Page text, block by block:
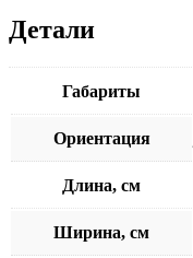
Детали
Габариты
Ориентация
Длина, см
Ширина, см